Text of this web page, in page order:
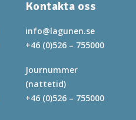
Kontakta oss
info@lagunen.se
+46 (0)526 – 755000
Journummer
(nattetid)
+46 (0)526 – 755000